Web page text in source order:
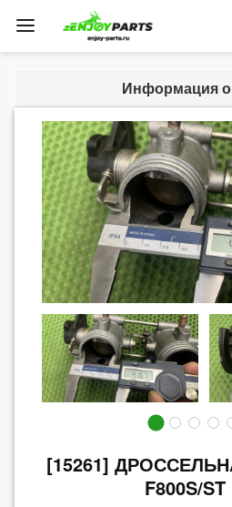
Toggle
navigation
Информация о
[15261]
F800S/ST